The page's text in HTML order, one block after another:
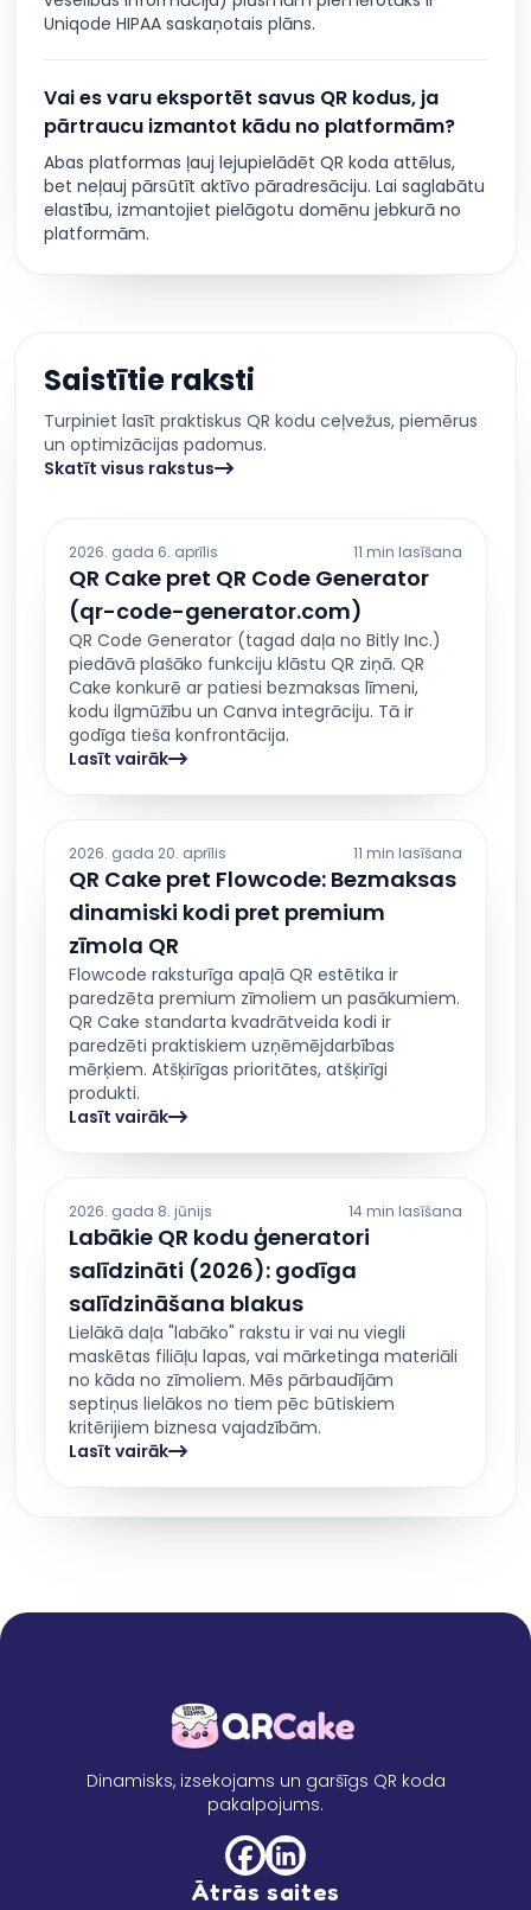
Uniqode HIPAA saskaņotais plāns.
Vai es varu eksportēt savus QR kodus, ja
pārtraucu izmantot kādu no platformām?
Abas platformas ļauj lejupielādēt QR koda attēlus,
bet neļauj pārsūtīt aktīvo pāradresāciju. Lai saglabātu
elastību, izmantojiet pielāgotu domēnu jebkurā no
platformām.
Saistītie raksti
Turpiniet lasīt praktiskus QR kodu ceļvežus, piemērus
un optimizācijas padomus.
Skatīt visus rakstus
2026. gada 6. aprīlis 11 min lasīšana
QR Cake pret QR Code Generator
(qr-code-generator.com)
QR Code Generator (tagad daļa no Bitly Inc.)
piedāvā plašāko funkciju klāstu QR ziņā. QR
Cake konkurē ar patiesi bezmaksas līmeni,
kodu ilgmūžību un Canva integrāciju. Tā ir
godīga tieša konfrontācija.
Lasīt vairāk
2026. gada 20. aprīlis 11 min lasīšana
QR Cake pret Flowcode: Bezmaksas
dinamiski kodi pret premium
zīmola QR
Flowcode raksturīga apaļā QR estētika ir
paredzēta premium zīmoliem un pasākumiem.
QR Cake standarta kvadrātveida kodi ir
paredzēti praktiskiem uzņēmējdarbības
mērķiem. Atšķirīgas prioritātes, atšķirīgi
produkti.
Lasīt vairāk
2026. gada 8. jūnijs 14 min lasīšana
Labākie QR kodu ģeneratori
salīdzināti (2026): godīga
salīdzināšana blakus
Lielākā daļa "labāko" rakstu ir vai nu viegli
maskētas filiāļu lapas, vai mārketinga materiāli
no kāda no zīmoliem. Mēs pārbaudījām
septiņus lielākos no tiem pēc būtiskiem
kritērijiem biznesa vajadzībām.
Lasīt vairāk
Dinamisks, izsekojams un garšīgs QR koda
pakalpojums.
Ātrās saites